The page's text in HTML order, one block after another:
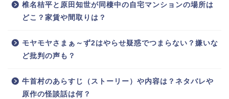
椎名桔平と原田知世が同棲中の自宅マンションの場所は
どこ？家賃や間取りは？
モヤモヤさまぁ～ず2はやらせ疑惑でつまらない？嫌いな
ど批判の声も？
牛首村のあらすじ（ストーリー）や内容は？ネタバレや
原作の怪談話は何？